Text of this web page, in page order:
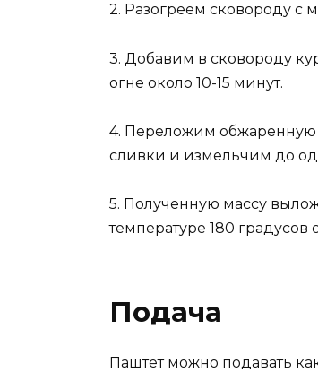
2. Разогреем сковороду с
3. Добавим в сковороду
огне около 10-15 минут.
4. Переложим обжаренную
сливки и измельчим до
5. Полученную массу
температуре 180 градусов
Подача
Паштет можно подавать